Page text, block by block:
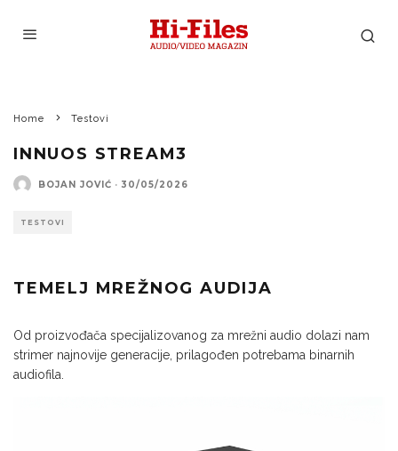
Home Testovi
INNUOS STREAM3
BOJAN JOVIĆ · 30/05/2026
TESTOVI
TEMELJ MREŽNOG AUDIJA
Od proizvođača specijalizovanog za mrežni audio dolazi nam
strimer najnovije generacije, prilagođen potrebama binarnih
audiofila.